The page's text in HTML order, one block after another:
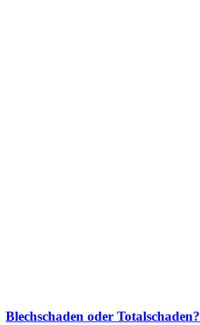
Blechschaden oder Totalschaden?